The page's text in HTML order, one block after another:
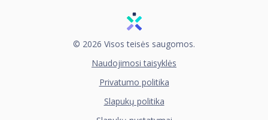
© 2026 Visos teisės saugomos.
Naudojimosi taisyklės
Privatumo politika
Slapukų politika